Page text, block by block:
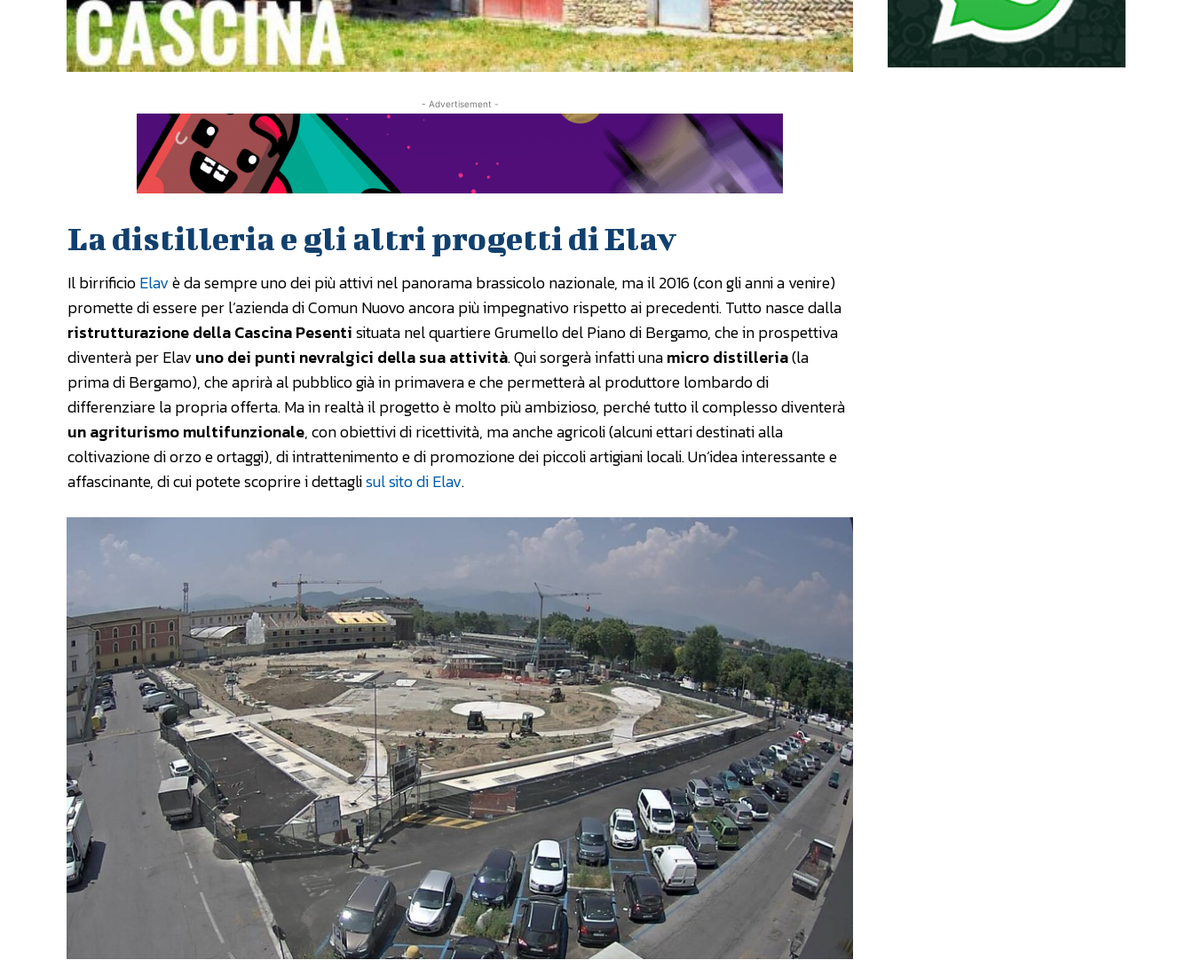
- Advertisement -
La distilleria e gli altri progetti di Elav
Il birrificioElavè da sempre uno dei più attivi nel panorama brassicolo nazionale, ma il 2016 (con gli anni a venire)
promette di essere per l’azienda di Comun Nuovo ancora più impegnativo rispetto ai precedenti. Tutto nasce dalla
ristrutturazione della Cascina Pesentisituata nel quartiere Grumello del Piano di Bergamo, che in prospettiva
diventerà per Elav uno dei punti nevralgici della sua attività. Qui sorgerà infatti unamicro distilleria(la
prima di Bergamo), che aprirà al pubblico già in primavera e che permetterà al produttore lombardo di
differenziare la propria offerta. Ma in realtà il progetto è molto più ambizioso, perché tutto il complesso diventerà
un agriturismo multifunzionale, con obiettivi di ricettività, ma anche agricoli (alcuni ettari destinati alla
coltivazione di orzo e ortaggi), di intrattenimento e di promozione dei piccoli artigiani locali. Un’idea interessante e
affascinante, di cui potete scoprire i dettaglisul sito di Elav.